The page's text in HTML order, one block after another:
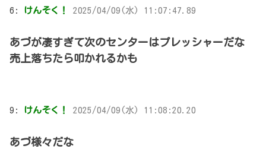
6: けんそく！ 2025/04/09(水) 11:07:47.89
あづが凄すぎて次のセンターはプレッシャーだな
売上落ちたら叩かれるかも
9: けんそく！ 2025/04/09(水) 11:08:20.20
あづ様々だな